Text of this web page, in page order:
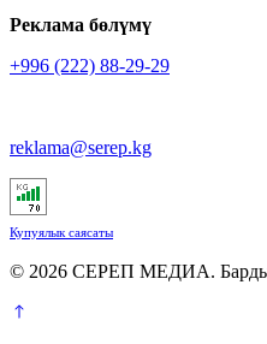
Реклама бөлүмү
+996 (222) 88-29-29
reklama@serep.kg
Купуялык саясаты
© 2026 СЕРЕП МЕДИА. Бардык